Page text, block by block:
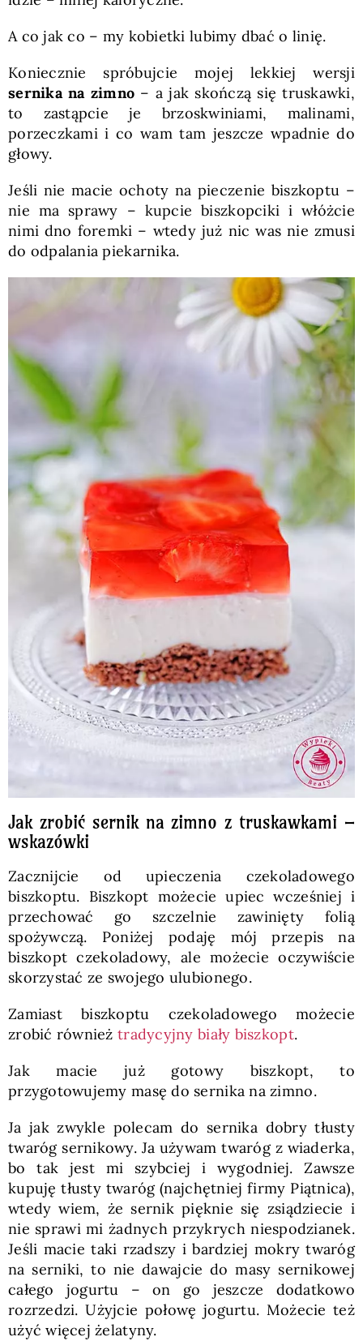
A co jak co – my kobietki lubimy dbać o linię.
Koniecznie spróbujcie mojej lekkiej wersji
sernika na zimno – a jak skończą się truskawki,
to zastąpcie je brzoskwiniami, malinami,
porzeczkami i co wam tam jeszcze wpadnie do
głowy.
Jeśli nie macie ochoty na pieczenie biszkoptu –
nie ma sprawy – kupcie biszkopciki i włóżcie
nimi dno foremki – wtedy już nic was nie zmusi
do odpalania piekarnika.
Jak zrobić sernik na zimno z truskawkami –
wskazówki
Zacznijcie od upieczenia czekoladowego
biszkoptu. Biszkopt możecie upiec wcześniej i
przechować go szczelnie zawinięty folią
spożywczą. Poniżej podaję mój przepis na
biszkopt czekoladowy, ale możecie oczywiście
skorzystać ze swojego ulubionego.
Zamiast biszkoptu czekoladowego możecie
zrobić równieżtradycyjny biały biszkopt.
Jak macie już gotowy biszkopt, to
przygotowujemy masę do sernika na zimno.
Ja jak zwykle polecam do sernika dobry tłusty
twaróg sernikowy. Ja używam twaróg z wiaderka,
bo tak jest mi szybciej i wygodniej. Zawsze
kupuję tłusty twaróg (najchętniej firmy Piątnica),
wtedy wiem, że sernik pięknie się zsiądziecie i
nie sprawi mi żadnych przykrych niespodzianek.
Jeśli macie taki rzadszy i bardziej mokry twaróg
na serniki, to nie dawajcie do masy sernikowej
całego jogurtu – on go jeszcze dodatkowo
rozrzedzi. Użyjcie połowę jogurtu. Możecie też
użyć więcej żelatyny.